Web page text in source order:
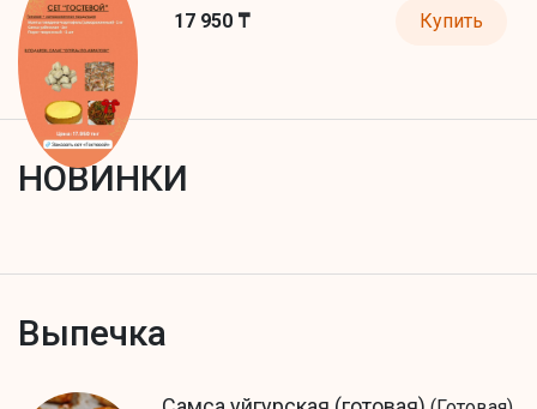
17 950 ₸ Купить
НОВИНКИ
Выпечка